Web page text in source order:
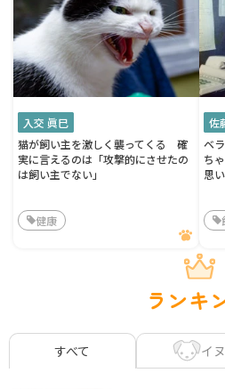
入交 眞巳
猫が飼い主を激しく襲ってくる 確
実に言えるのは「攻撃的にさせたの
は飼い主でない」
健康
佐
ベ
ち
思
ランキ
すべて イヌ